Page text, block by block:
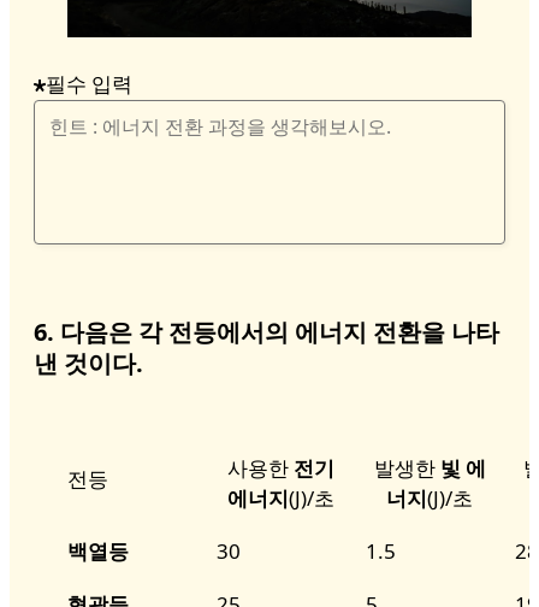
필수 입력
6. 다음은 각 전등에서의 에너지 전환을 나타
낸 것이다.
전등 사용한전기
에너지(J)/초
발생한빛 에
너지(J)/초
백열등
30 1.5